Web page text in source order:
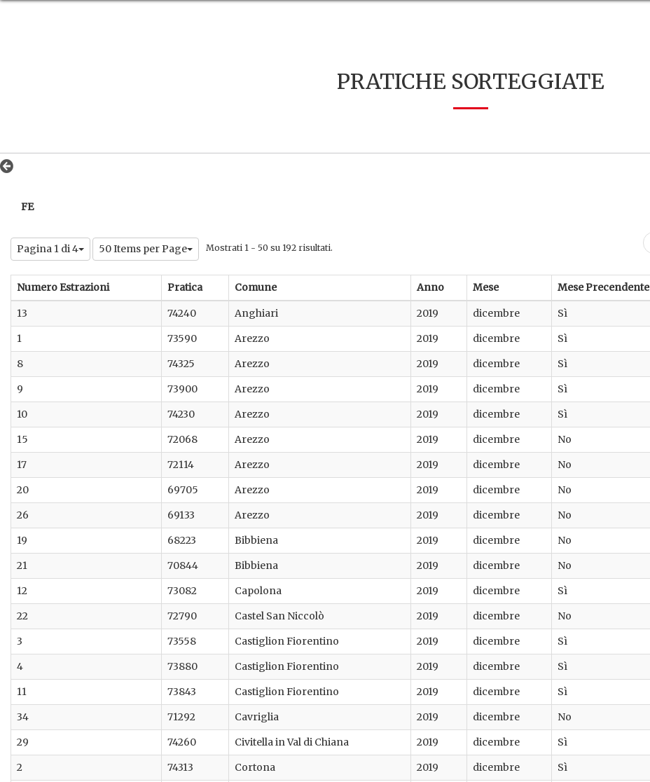
PRATICHE SORTEGGIATE
FE
Pagina 1 di 4 50 Items per Page Mostrati 1 - 50 su 192 risultati.
Numero Estrazioni Pratica Comune Anno Mese Mese Precendente
13 74240 Anghiari 2019 dicembre Sì
1
73590 Arezzo 2019 dicembre Sì
8
74325 Arezzo 2019 dicembre Sì
9
73900 Arezzo 2019 dicembre Sì
10
74230 Arezzo 2019 dicembre Sì
15
72068 Arezzo 2019 dicembre No
17
72114 Arezzo 2019 dicembre No
20
69705 Arezzo 2019 dicembre No
26
69133 Arezzo 2019 dicembre No
19
68223 Bibbiena 2019 dicembre No
21
70844 Bibbiena 2019 dicembre No
12
73082 Capolona 2019 dicembre Sì
22
72790 Castel San Niccolò 2019 dicembre No
3
73558 Castiglion Fiorentino 2019 dicembre Sì
4
73880 Castiglion Fiorentino 2019 dicembre Sì
11
73843 Castiglion Fiorentino 2019 dicembre Sì
34
71292 Cavriglia 2019 dicembre No
29
74260 Civitella in Val di Chiana 2019 dicembre Sì
2
74313 Cortona 2019 dicembre Sì